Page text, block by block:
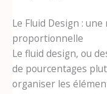
Le Fluid Design :
proportionnelle
Le fluid design, ou
de pourcentages
organiser les